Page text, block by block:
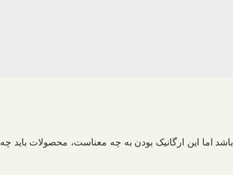
باشد اما این ارگانیک بودن به چه معناست، محصولات باید چه